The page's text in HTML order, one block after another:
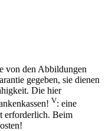
von den Abbildungen
gegeben, sie dienen
Die hier
V: eine
erforderlich. Beim